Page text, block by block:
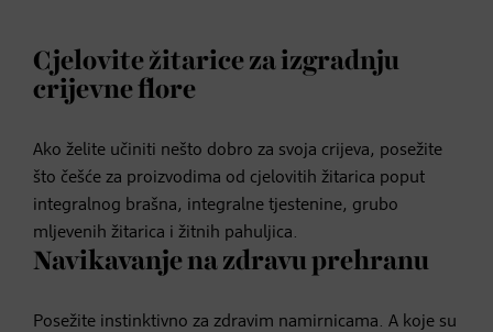
Cjelovite žitarice za izgradnju
crijevne flore
Ako želite učiniti nešto dobro za svoja crijeva, posežite
što češće za proizvodima od cjelovitih žitarica poput
integralnog brašna, integralne tjestenine, grubo
mljevenih žitarica i žitnih pahuljica.
Navikavanje na zdravu prehranu
Posežite instinktivno za zdravim namirnicama. A koje su